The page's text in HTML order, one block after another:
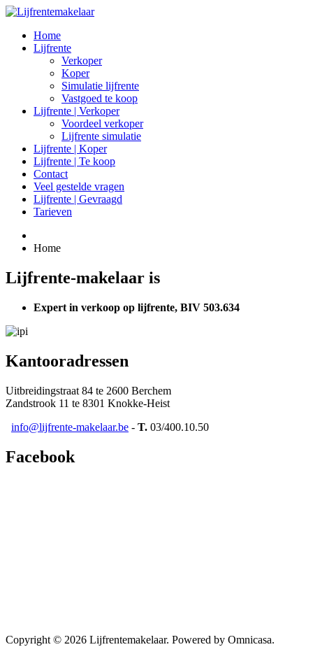
Home
Lijfrente
Verkoper
Koper
Simulatie lijfrente
Vastgoed te koop
Lijfrente | Verkoper
Voordeel verkoper
Lijfrente simulatie
Lijfrente | Koper
Lijfrente | Te koop
Contact
Veel gestelde vragen
Lijfrente | Gevraagd
Tarieven
Home
Lijfrente-makelaar is
Expert in verkoop op lijfrente, BIV 503.634
Kantooradressen
Uitbreidingstraat 84 te 2600 Berchem
Zandstrook 11 te 8301 Knokke-Heist
info@lijfrente-makelaar.be - T. 03/400.10.50
Facebook
Copyright © 2026 Lijfrentemakelaar. Powered by Omnicasa.